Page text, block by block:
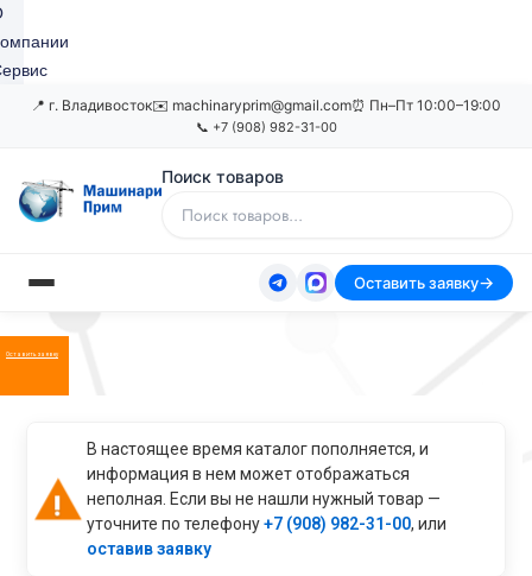
📍 г. Владивосток✉️ machinaryprim@gmail.com⏰ Пн–Пт 10:00–19:00
📞 +7 (908) 982-31-00
Поиск товаров
Оставить заявку
Оставить заявку
В настоящее время каталог пополняется, и
информация в нем может отображаться
неполная. Если вы не нашли нужный товар —
уточните по телефону+7 (908) 982-31-00, или
оставив заявку